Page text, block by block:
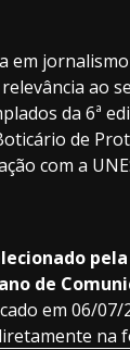
em
ao
da 6ª
de
com a
de
em 06/07/
na